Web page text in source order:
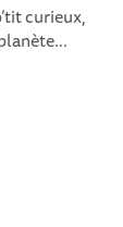
curieux,